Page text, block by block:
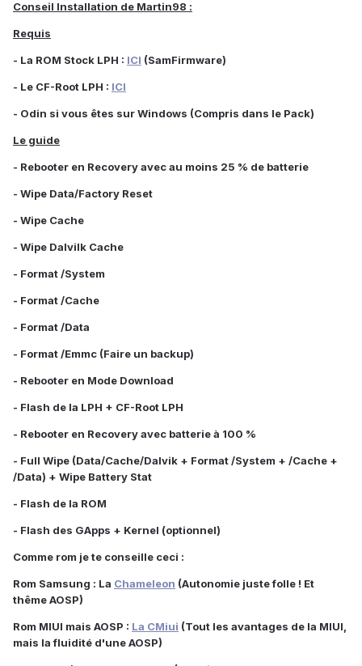
Conseil Installation de Martin98 :
Requis
- La ROM Stock LPH : ICI (SamFirmware)
- Le CF-Root LPH : ICI
- Odin si vous êtes sur Windows (Compris dans le Pack)
Le guide
- Rebooter en Recovery avec au moins 25 % de batterie
- Wipe Data/Factory Reset
- Wipe Cache
- Wipe Dalvilk Cache
- Format /System
- Format /Cache
- Format /Data
- Format /Emmc (Faire un backup)
- Rebooter en Mode Download
- Flash de la LPH + CF-Root LPH
- Rebooter en Recovery avec batterie à 100 %
- Full Wipe (Data/Cache/Dalvik + Format /System + /Cache +
/Data) + Wipe Battery Stat
- Flash de la ROM
- Flash des GApps + Kernel (optionnel)
Comme rom je te conseille ceci :
Rom Samsung : La Chameleon (Autonomie juste folle ! Et
thême AOSP)
Rom MIUI mais AOSP : La CMiui (Tout les avantages de la MIUI,
mais la fluidité d'une AOSP)